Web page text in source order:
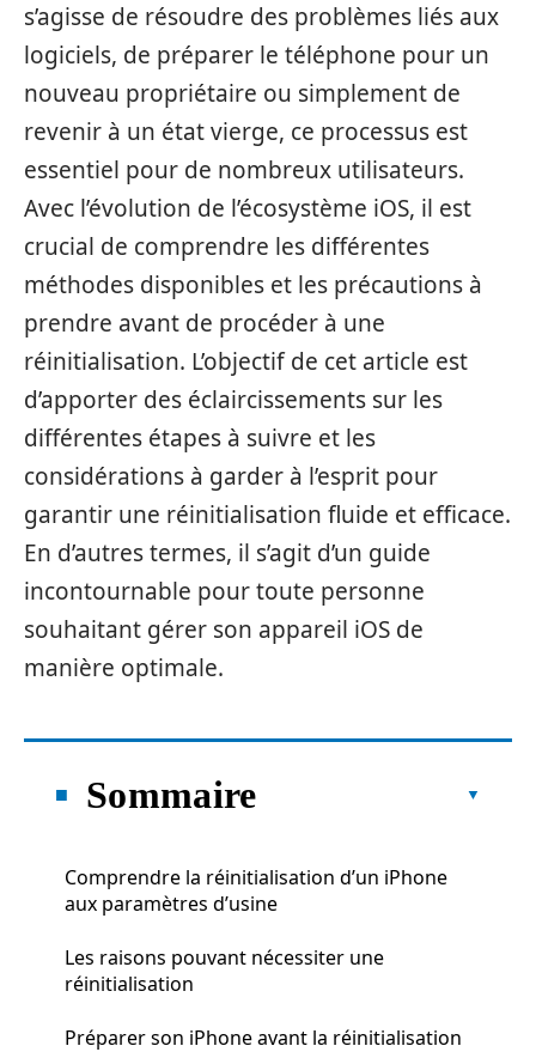
s’agisse de résoudre des problèmes liés aux
logiciels, de préparer le téléphone pour un
nouveau propriétaire ou simplement de
revenir à un état vierge, ce processus est
essentiel pour de nombreux utilisateurs.
Avec l’évolution de l’écosystème iOS, il est
crucial de comprendre les différentes
méthodes disponibles et les précautions à
prendre avant de procéder à une
réinitialisation. L’objectif de cet article est
d’apporter des éclaircissements sur les
différentes étapes à suivre et les
considérations à garder à l’esprit pour
garantir une réinitialisation fluide et efficace.
En d’autres termes, il s’agit d’un guide
incontournable pour toute personne
souhaitant gérer son appareil iOS de
manière optimale.
Sommaire
Comprendre la réinitialisation d’un iPhone
aux paramètres d’usine
Les raisons pouvant nécessiter une
réinitialisation
Préparer son iPhone avant la réinitialisation